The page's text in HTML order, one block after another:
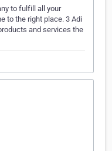
to fulfill all your
to the right place. 3 Adi
and services the